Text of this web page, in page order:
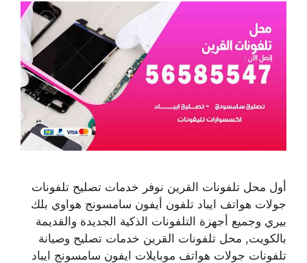
أول محل تلفونات القرين نوفر خدمات تصليح تلفونات
جولات هواتف ايباد تلفون أيفون سامسونج هواوي بلك
بيري وجميع أجهزة التلفونات الذكية الجديدة والقديمة
بالكويت, محل تلفونات القرين خدمات تصليح وصيانة
تلفونات جولات هواتف موبايلات ايفون سامسونج ايباد